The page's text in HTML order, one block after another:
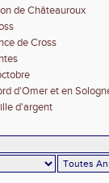
de Châteauroux
de Cross
d'Omer et en
d'argent